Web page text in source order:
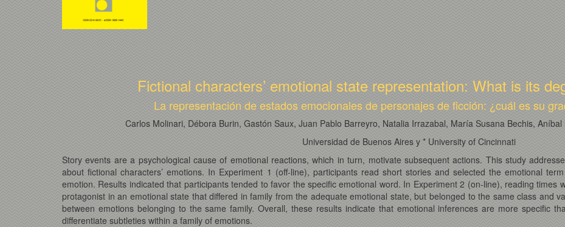
Fictional characters’ emotional state representation: What is its
La representación de estados emocionales de personajes de ficción: ¿cuál es su
Carlos Molinari, Débora Burin, Gastón Saux, Juan Pablo Barreyro, Natalia Irrazabal, María Susana Bechis,
Universidad de Buenos Aires y * University of Cincinnati
Story events are a psychological cause of emotional reactions, which in turn, motivate subsequent actions. This study
about fictional characters’ emotions. In Experiment 1 (off-line), participants read short stories and selected the emotional
emotion. Results indicated that participants tended to favor the specific emotional word. In Experiment 2 (on-line), reading times
protagonist in an emotional state that differed in family from the adequate emotional state, but belonged to the same class and
between emotions belonging to the same family. Overall, these results indicate that emotional inferences are more specific
differentiate subtleties within a family of emotions.